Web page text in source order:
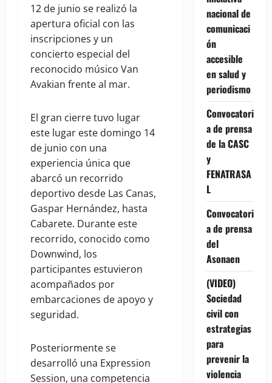
12 de junio se realizó la
apertura oficial con las
inscripciones y un
concierto especial del
reconocido músico Van
Avakian frente al mar.
El gran cierre tuvo lugar
este lugar este domingo 14
de junio con una
experiencia única que
abarcó un recorrido
deportivo desde Las Canas,
Gaspar Hernández, hasta
Cabarete. Durante este
recorrido, conocido como
Downwind, los
participantes estuvieron
acompañados por
embarcaciones de apoyo y
seguridad.
Posteriormente se
desarrolló una Expression
Session, una competencia
nacional de
comunicaci
ón
accesible
en salud y
periodismo
Convocatori
a de prensa
de la CASC
y
FENATRASA
L
Convocatori
a de prensa
del
Asonaen
(VIDEO)
Sociedad
civil con
estrategias
para
prevenir la
violencia